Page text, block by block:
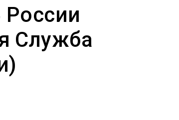
Служба